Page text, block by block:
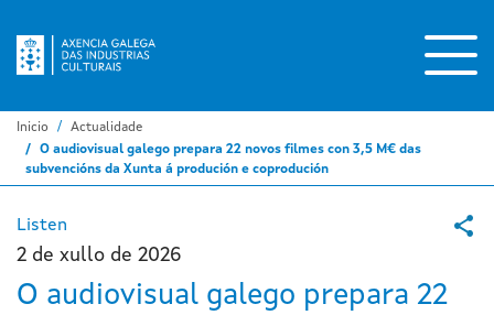
Inicio
Actualidade
O audiovisual galego prepara 22 novos filmes con 3,5 M€ das
subvencións da Xunta á produción e coprodución
Listen
2 de xullo de 2026
O audiovisual galego prepara 22